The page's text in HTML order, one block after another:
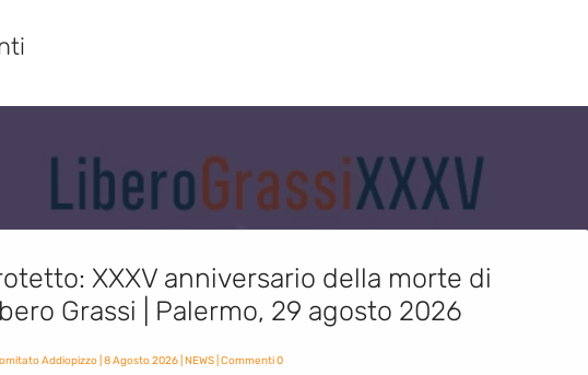
XXXV anniversario della morte di
Grassi | Palermo, 29 agosto 2026
Addiopizzo| 8 Agosto 2026| NEWS| Commenti 0